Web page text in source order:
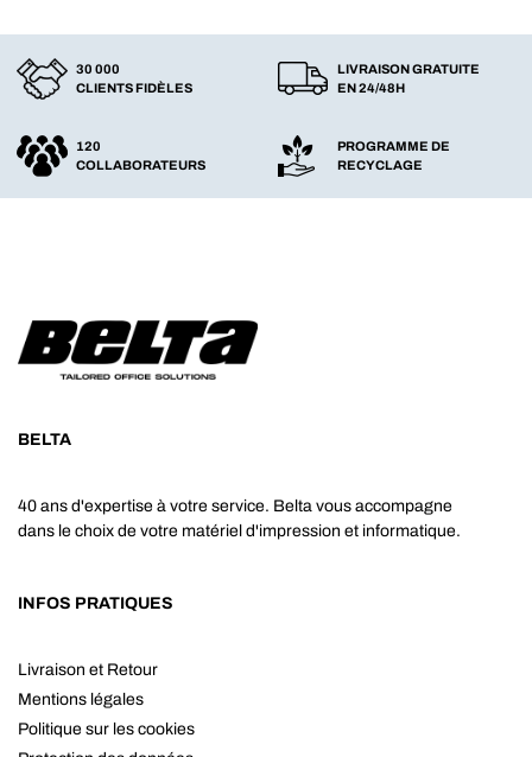
30 000
CLIENTS FIDÈLES
LIVRAISON GRATUITE
EN 24/48H
120
COLLABORATEURS
PROGRAMME DE
RECYCLAGE
BELTA
40 ans d'expertise à votre service. Belta vous accompagne
dans le choix de votre matériel d'impression et informatique.
INFOS PRATIQUES
Livraison et Retour
Mentions légales
Politique sur les cookies